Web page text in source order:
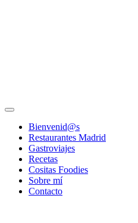
Bienvenid@s
Restaurantes Madrid
Gastroviajes
Recetas
Cositas Foodies
Sobre mí
Contacto